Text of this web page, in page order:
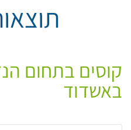
קוסים בתחום
באשדוד